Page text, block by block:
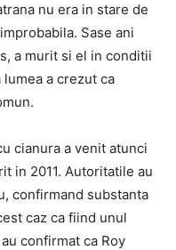
nu era in stare de
Sase ani
a murit si el in conditii
a crezut ca
cianura a venit atunci
in 2011. Autoritatile au
confirmand substanta
caz ca fiind unul
confirmat ca Roy